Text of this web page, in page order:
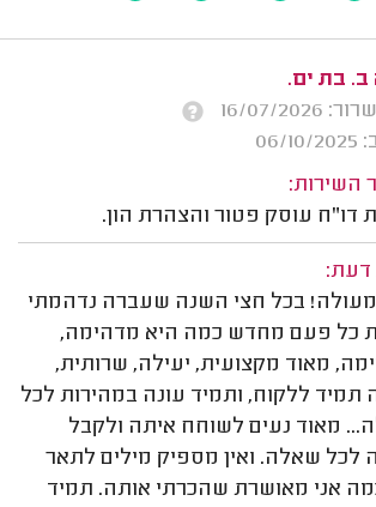
בת ים.
16/07/2026
השירות:
דו"ח עוסק פטור והצהרת הון.
דעת:
בכל חצי השנה שעברה נדהמתי
כל פעם מחדש כמה היא מדהימה,
מאוד מקצועית, יעילה, שרותית,
תמיד ללקוח, ותמיד עונה במהירות לכל
מאוד נעים לשוחח איתה ולקבל
לכל שאלה. ואין מספיק מילים לתאר
אני מאושרת שהכרתי אותה. תמיד